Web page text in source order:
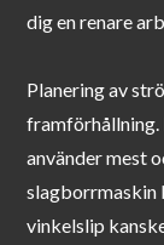
dig en renare
Planering av
använder mest
slagborrmaskin
vinkelslip